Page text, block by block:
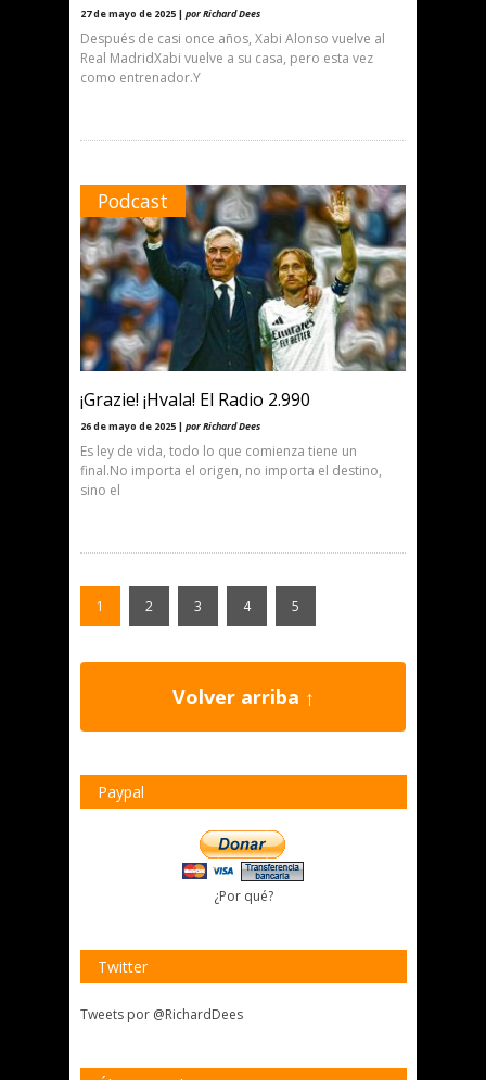
27 de mayo de 2025 | por Richard Dees
Después de casi once años, Xabi Alonso vuelve al
Real MadridXabi vuelve a su casa, pero esta vez
como entrenador.Y
Podcast
¡Grazie! ¡Hvala! El Radio 2.990
26 de mayo de 2025 | por Richard Dees
Es ley de vida, todo lo que comienza tiene un
final.No importa el origen, no importa el destino,
sino el
1 2 3 4 5
Volver arriba ↑
Paypal
¿Por qué?
Twitter
Tweets por @RichardDees